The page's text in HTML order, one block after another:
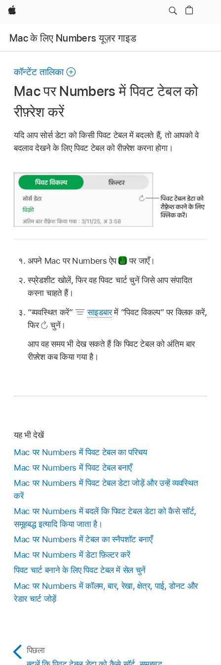
Apple
Mac के लिए Numbers यूज़र गाइड
कॉन्टेंट तालिका
Mac पर Numbers में पिवट टेबल को
रीफ़्रेश करें
यदि आप सोर्स डेटा को किसी पिवट टेबल में बदलते हैं, तो आपको वे
बदलाव देखने के लिए पिवट टेबल को रीफ़्रेश करना होगा।
अपने Mac पर Numbers ऐप
पर जाएँ।
स्प्रेडशीट खोलें, फिर वह पिवट चार्ट चुनें जिसे आप संपादित
करना चाहते हैं।
“व्यवस्थित करें”
साइडबारमें “पिवट विकल्प” पर क्लिक करें,
फिर
चुनें।
आप वह समय भी देख सकते हैं कि पिवट टेबल को अंतिम बार
रीफ़्रेश कब किया गया है।
यह भी देखें
Mac पर Numbers में पिवट टेबल का परिचय
Mac पर Numbers में पिवट टेबल बनाएँ
Mac पर Numbers में पिवट टेबल डेटा जोड़ें और उन्हें व्यवस्थित
करें
Mac पर Numbers में बदलें कि पिवट टेबल डेटा को कैसे सॉर्ट,
समूहबद्ध इत्यादि किया जाता है।
Mac पर Numbers में टेबल का स्नैपशॉट बनाएँ
Mac पर Numbers में डेटा फ़िल्टर करें
पिवट चार्ट बनाने के लिए पिवट टेबल में सेल चुनें
Mac पर Numbers में कॉलम, बार, रेखा, क्षेत्र, पाई, डोनट और
रेडार चार्ट जोड़ें
पिछला